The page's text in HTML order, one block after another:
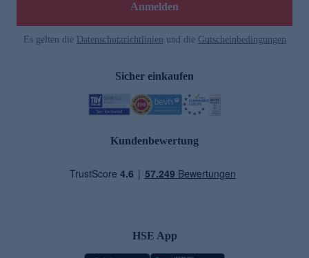
Anmelden
Es gelten die Datenschutzrichtlinien und die Gutscheinbedingungen
Sicher einkaufen
Kundenbewertung
HSE App